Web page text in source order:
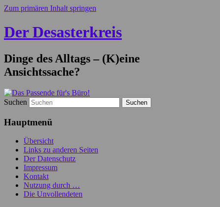
Zum primären Inhalt springen
Der Desasterkreis
Dinge des Alltags – (K)eine
Ansichtssache?
Suchen
Hauptmenü
Übersicht
Links zu anderen Seiten
Der Datenschutz
Impressum
Kontakt
Nutzung durch …
Die Unvollendeten